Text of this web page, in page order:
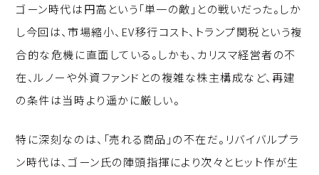
ゴーン時代は円高という「単一の敵」との戦いだった。しか
し今回は、市場縮小、EV移行コスト、トランプ関税という複
合的な危機に直面している。しかも、カリスマ経営者の不
在、ルノーや外資ファンドとの複雑な株主構成など、再建
の条件は当時より遥かに厳しい。
特に深刻なのは、「売れる商品」の不在だ。リバイバルプラ
ン時代は、ゴーン氏の陣頭指揮により次々とヒット作が生